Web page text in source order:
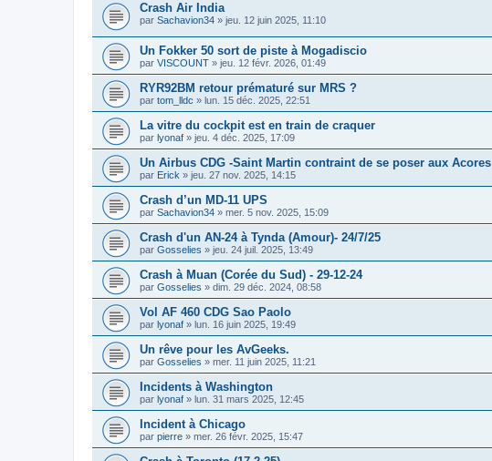
Crash Air India
par Sachavion34 » jeu. 12 juin 2025, 11:10
Un Fokker 50 sort de piste à Mogadiscio
par VISCOUNT » jeu. 12 févr. 2026, 01:49
RYR92BM retour prématuré sur MRS ?
par tom_lldc » lun. 15 déc. 2025, 22:51
La vitre du cockpit est en train de craquer
par lyonaf » jeu. 4 déc. 2025, 17:09
Un Airbus CDG -Saint Martin contraint de se poser aux Acores
par Erick » jeu. 27 nov. 2025, 14:15
Crash d’un MD-11 UPS
par Sachavion34 » mer. 5 nov. 2025, 15:09
Crash d'un AN-24 à Tynda (Amour)- 24/7/25
par Gosselies » jeu. 24 juil. 2025, 13:49
Crash à Muan (Corée du Sud) - 29-12-24
par Gosselies » dim. 29 déc. 2024, 08:58
Vol AF 460 CDG Sao Paolo
par lyonaf » lun. 16 juin 2025, 19:49
Un rêve pour les AvGeeks.
par Gosselies » mer. 11 juin 2025, 11:21
Incidents à Washington
par lyonaf » lun. 31 mars 2025, 12:45
Incident à Chicago
par pierre » mer. 26 févr. 2025, 15:47